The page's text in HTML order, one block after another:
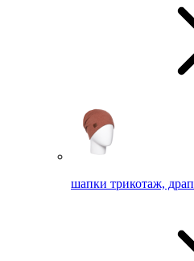
шапки трикотаж, драп